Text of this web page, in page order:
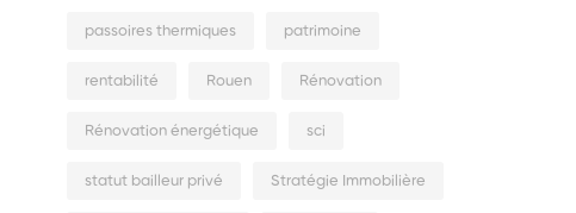
passoires thermiques patrimoine
rentabilité Rouen Rénovation
Rénovation énergétique sci
statut bailleur privé Stratégie Immobilière